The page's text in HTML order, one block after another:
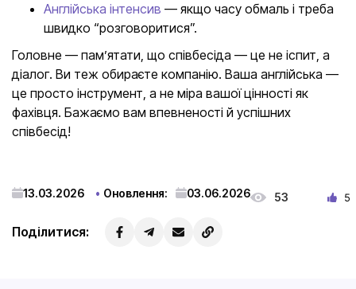
Англійська інтенсив — якщо часу обмаль і треба
швидко “розговоритися”.
Головне — пам’ятати, що співбесіда — це не іспит, а
діалог. Ви теж обираєте компанію. Ваша англійська —
це просто інструмент, а не міра вашої цінності як
фахівця. Бажаємо вам впевненості й успішних
співбесід!
13.03.2026 Оновлення: 03.06.2026 53 5
Поділитися: